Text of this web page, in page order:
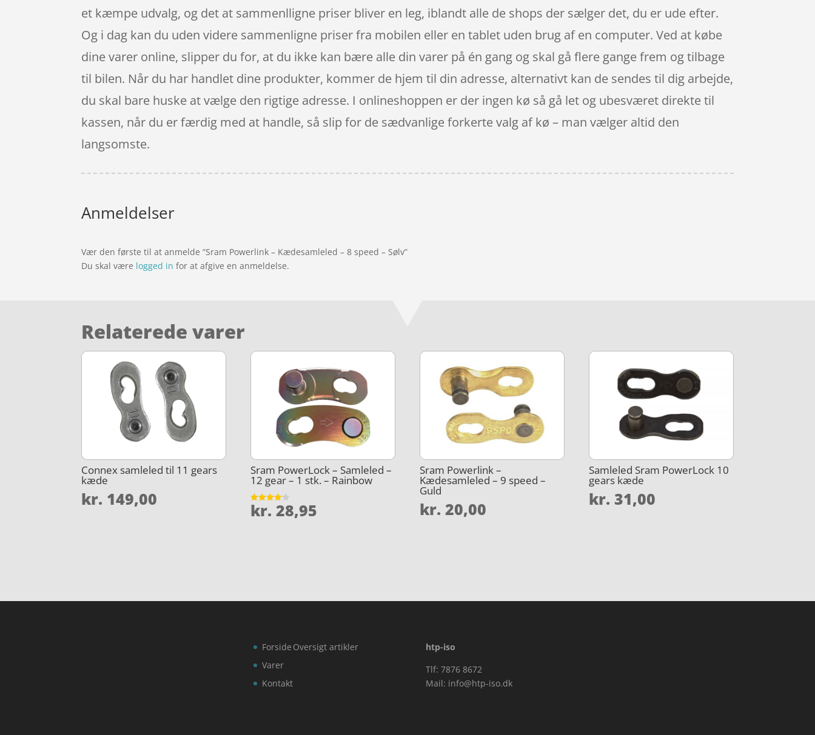
et kæmpe udvalg, og det at sammenlligne priser bliver en leg, iblandt alle de shops der sælger det, du er ude efter.
Og i dag kan du uden videre sammenligne priser fra mobilen eller en tablet uden brug af en computer. Ved at købe
dine varer online, slipper du for, at du ikke kan bære alle din varer på én gang og skal gå flere gange frem og tilbage
til bilen. Når du har handlet dine produkter, kommer de hjem til din adresse, alternativt kan de sendes til dig arbejde,
du skal bare huske at vælge den rigtige adresse. I onlineshoppen er der ingen kø så gå let og ubesværet direkte til
kassen, når du er færdig med at handle, så slip for de sædvanlige forkerte valg af kø – man vælger altid den
langsomste.
Anmeldelser
Vær den første til at anmelde “Sram Powerlink – Kædesamleled – 8 speed – Sølv”
Du skal være logged in for at afgive en anmeldelse.
Relaterede varer
Connex samleled til 11 gears
kæde
kr. 149,00
Sram PowerLock – Samleled –
12 gear – 1 stk. – Rainbow
Vurderet
4.1
kr. 28,95
Sram Powerlink –
Kædesamleled – 9 speed –
Guld
kr. 20,00
Samleled Sram PowerLock 10
gears kæde
kr. 31,00
Forside
Varer
Kontakt
Oversigt artikler
htp-iso
Tlf: 7876 8672
Mail: info@htp-iso.dk